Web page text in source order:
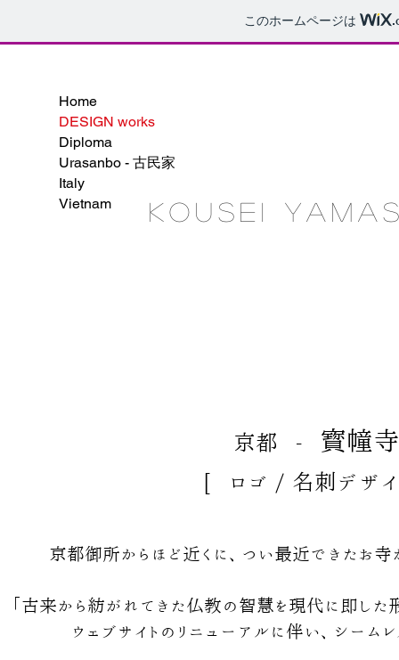
このホームページは
Home
DESIGN works
Diploma
Urasanbo - 古民家
Italy
Vietnam
Kousei
京都 - 寳幢
[ ロゴ / 名刺デザ
京都御所からほど近くに、つい最近できたお
「古来から紡がれてきた仏教の智慧を現代に即し
ウェブサイトのリニューアルに伴い、
シーム